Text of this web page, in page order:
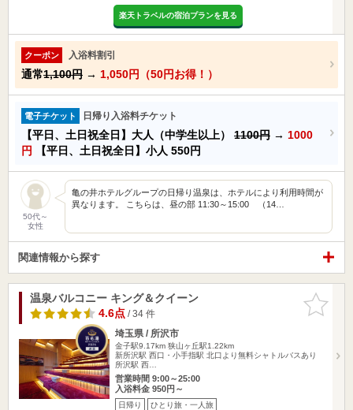
楽天トラベルの宿泊プランを見る
クーポン 入浴料割引
通常1,100円 → 1,050円（50円お得！）
電子チケット 日帰り入浴料チケット
【平日、土日祝全日】大人（中学生以上） 1100円 → 1000
円
【平日、土日祝全日】小人 550円
50代～
女性
亀の井ホテルグループの日帰り温泉は、ホテルにより利用時間が
異なります。 こちらは、昼の部 11:30～15:00 （14…
関連情報から探す
お気に入
りに追加
温泉バルコニー キング＆クイーン
4.6点/ 34 件
埼玉県 / 所沢市
金子駅9.17km 狭山ヶ丘駅1.22km
新所沢駅 西口・小手指駅 北口より無料シャトルバスあり
所沢駅 西…
営業時間 9:00～25:00
入浴料金 950円～
日帰り ひとり旅・一人旅